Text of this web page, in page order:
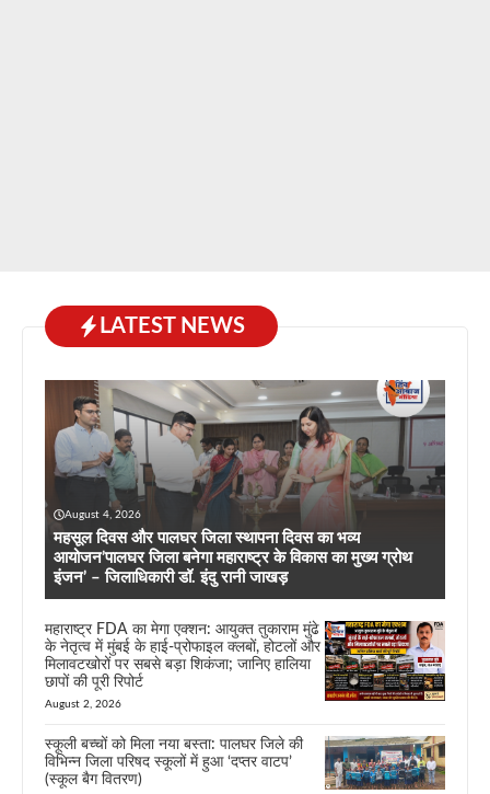
LATEST NEWS
August 4, 2026
महसूल दिवस और पालघर जिला स्थापना दिवस का भव्य
आयोजन’पालघर जिला बनेगा महाराष्ट्र के विकास का मुख्य ग्रोथ
इंजन’ – जिलाधिकारी डॉ. इंदु रानी जाखड़
महाराष्ट्र FDA का मेगा एक्शन: आयुक्त तुकाराम मुंढे
के नेतृत्व में मुंबई के हाई-प्रोफाइल क्लबों, होटलों और
मिलावटखोरों पर सबसे बड़ा शिकंजा; जानिए हालिया
छापों की पूरी रिपोर्ट
August 2, 2026
स्कूली बच्चों को मिला नया बस्ता: पालघर जिले की
विभिन्न जिला परिषद स्कूलों में हुआ ‘दप्तर वाटप’
(स्कूल बैग वितरण)